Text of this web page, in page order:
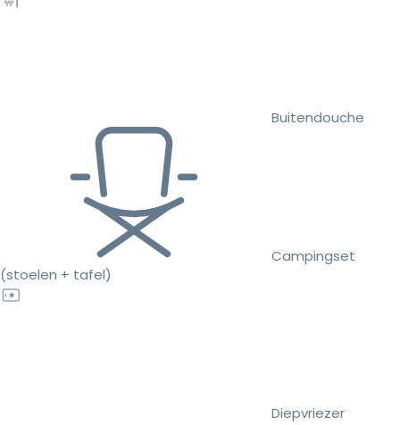
Buitendouche
Campingset
(stoelen + tafel)
Diepvriezer